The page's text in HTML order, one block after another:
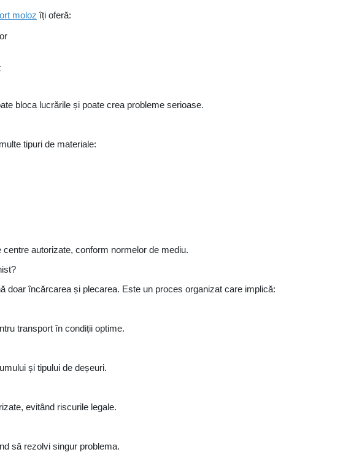
moloz îți oferă:
bloca lucrările și poate crea probleme serioase.
tipuri de materiale:
autorizate, conform normelor de mediu.
doar încărcarea și plecarea. Este un proces organizat care implică:
transport în condiții optime.
și tipului de deșeuri.
evitând riscurile legale.
să rezolvi singur problema.